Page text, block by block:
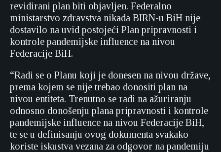
revidirani plan biti objavljen. Federalno
ministarstvo zdravstva nikada BIRN-u BiH nije
dostavilo na uvid postojeći Plan pripravnosti i
kontrole pandemijske influence na nivou
Federacije BiH.
“Radi se o Planu koji je donesen na nivou države,
prema kojem se nije trebao donositi plan na
nivou entiteta. Trenutno se radi na ažuriranju
odnosno donošenju plana pripravnosti i kontrole
pandemijske influence na nivou Federacije BiH,
te se u definisanju ovog dokumenta svakako
koriste iskustva vezana za odgovor na pandemiju